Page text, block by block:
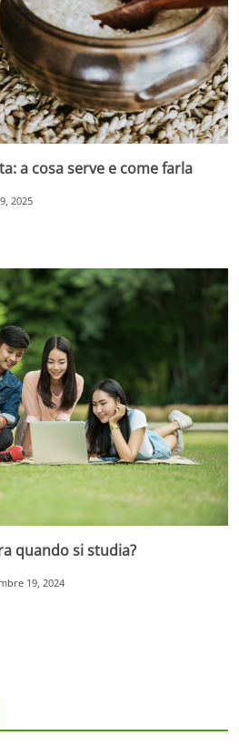
a cosa serve e come farla
2025
quando si studia?
19, 2024